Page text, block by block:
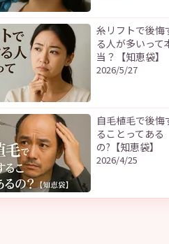
糸リフトで後悔
る人が多いって
当？【知恵袋】
2026/5/27
自毛植毛で後悔
ることってある
の?【知恵袋】
2026/4/25